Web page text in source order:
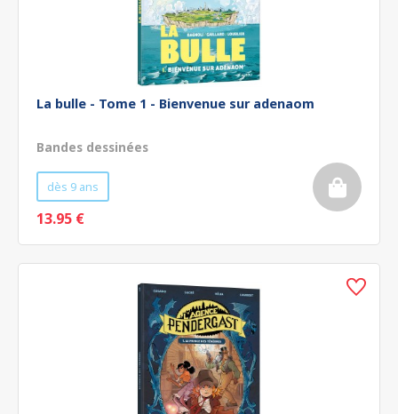
La bulle - Tome 1 - Bienvenue sur adenaom
Bandes dessinées
dès 9 ans
13.95 €